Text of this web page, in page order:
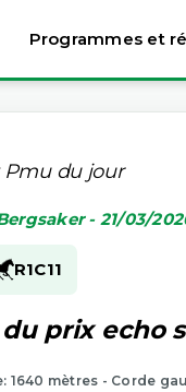
Programmes et
Pmu du jour
- 21/03/
R1C11
prix echo
mètres - Corde